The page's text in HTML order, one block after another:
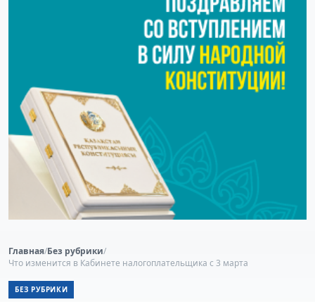
Главная/Без рубрики/
Что изменится в Кабинете налогоплательщика с 3 марта
БЕЗ РУБРИКИ